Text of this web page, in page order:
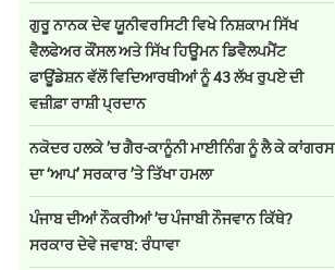
ਗੁਰੂ ਨਾਨਕ ਦੇਵ ਯੂਨੀਵਰਸਿਟੀ ਵਿਖੇ ਨਿਸ਼ਕਾਮ ਸਿੱਖ
ਵੈਲਫੇਅਰ ਕੌਂਸਲ ਅਤੇ ਸਿੱਖ ਹਿਊਮਨ ਡਿਵੈਲਪਮੈਂਟ
ਫਾਊਂਡੇਸ਼ਨ ਵੱਲੋਂ ਵਿਦਿਆਰਥੀਆਂ ਨੂੰ 43 ਲੱਖ ਰੁਪਏ ਦੀ
ਵਜ਼ੀਫ਼ਾ ਰਾਸ਼ੀ ਪ੍ਰਦਾਨ
ਨਕੋਦਰ ਹਲਕੇ ’ਚ ਗੈਰ-ਕਾਨੂੰਨੀ ਮਾਈਨਿੰਗ ਨੂੰ ਲੈ ਕੇ ਕਾਂਗਰਸ
ਦਾ ‘ਆਪ’ ਸਰਕਾਰ ’ਤੇ ਤਿੱਖਾ ਹਮਲਾ
ਪੰਜਾਬ ਦੀਆਂ ਨੌਕਰੀਆਂ ’ਚ ਪੰਜਾਬੀ ਨੌਜਵਾਨ ਕਿੱਥੇ?
ਸਰਕਾਰ ਦੇਵੇ ਜਵਾਬ: ਰੰਧਾਵਾ